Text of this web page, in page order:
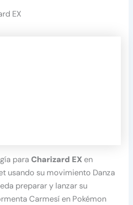
EX
paraCharizard EX en
usando su movimiento Danza
preparar y lanzar su
Carmesí en Pokémon